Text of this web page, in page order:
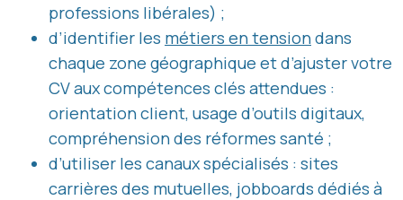
professions libérales) ;
d’identifier les métiers en tensiondans
chaque zone géographique et d’ajuster votre
CV aux compétences clés attendues :
orientation client, usage d’outils digitaux,
compréhension des réformes santé ;
d’utiliser les canaux spécialisés : sites
carrières des mutuelles, jobboards dédiés à